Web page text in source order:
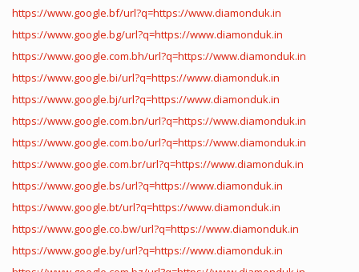
https://www.google.bf/url?q=https://www.diamonduk.in
https://www.google.bg/url?q=https://www.diamonduk.in
https://www.google.com.bh/url?q=https://www.diamonduk.in
https://www.google.bi/url?q=https://www.diamonduk.in
https://www.google.bj/url?q=https://www.diamonduk.in
https://www.google.com.bn/url?q=https://www.diamonduk.in
https://www.google.com.bo/url?q=https://www.diamonduk.in
https://www.google.com.br/url?q=https://www.diamonduk.in
https://www.google.bs/url?q=https://www.diamonduk.in
https://www.google.bt/url?q=https://www.diamonduk.in
https://www.google.co.bw/url?q=https://www.diamonduk.in
https://www.google.by/url?q=https://www.diamonduk.in